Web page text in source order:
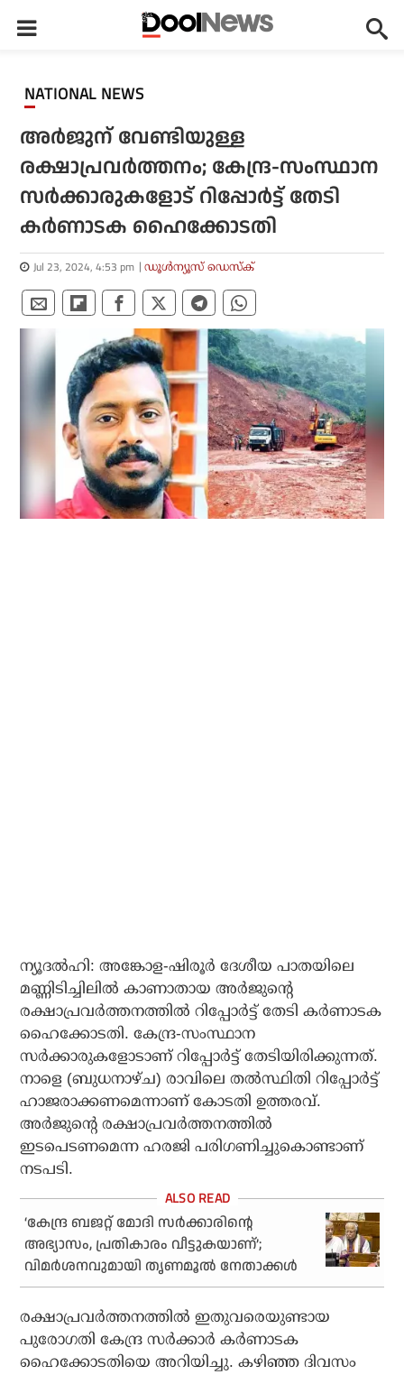
NATIONAL NEWS
അര്‍ജുന് വേണ്ടിയുള്ള
രക്ഷാപ്രവര്‍ത്തനം; കേന്ദ്ര-സംസ്ഥാന
സര്‍ക്കാരുകളോട് റിപ്പോര്‍ട്ട് തേടി
കര്‍ണാടക ഹൈക്കോടതി
Jul 23, 2024, 4:53 pm ഡൂള്‍ന്യൂസ് ഡെസ്‌ക്
ന്യൂദല്‍ഹി: അങ്കോള-ഷിരൂര്‍ ദേശീയ പാതയിലെ
മണ്ണിടിച്ചിലില്‍ കാണാതായ അര്‍ജുന്റെ
രക്ഷാപ്രവര്‍ത്തനത്തില്‍ റിപ്പോര്‍ട്ട് തേടി കര്‍ണാടക
ഹൈക്കോടതി. കേന്ദ്ര-സംസ്ഥാന
സര്‍ക്കാരുകളോടാണ് റിപ്പോര്‍ട്ട് തേടിയിരിക്കുന്നത്.
നാളെ (ബുധനാഴ്ച) രാവിലെ തല്‍സ്ഥിതി റിപ്പോര്‍ട്ട്
ഹാജരാക്കണമെന്നാണ് കോടതി ഉത്തരവ്.
അര്‍ജുന്റെ രക്ഷാപ്രവര്‍ത്തനത്തില്‍
ഇടപെടണമെന്ന ഹരജി പരിഗണിച്ചുകൊണ്ടാണ്
നടപടി.
‘കേന്ദ്ര ബജറ്റ് മോദി സര്‍ക്കാരിന്റെ
അഭ്യാസം, പ്രതികാരം വീട്ടുകയാണ്’;
വിമര്‍ശനവുമായി തൃണമൂല്‍ നേതാക്കള്‍
രക്ഷാപ്രവര്‍ത്തനത്തില്‍ ഇതുവരെയുണ്ടായ
പുരോഗതി കേന്ദ്ര സര്‍ക്കാര്‍ കര്‍ണാടക
ഹൈക്കോടതിയെ അറിയിച്ചു. കഴിഞ്ഞ ദിവസം